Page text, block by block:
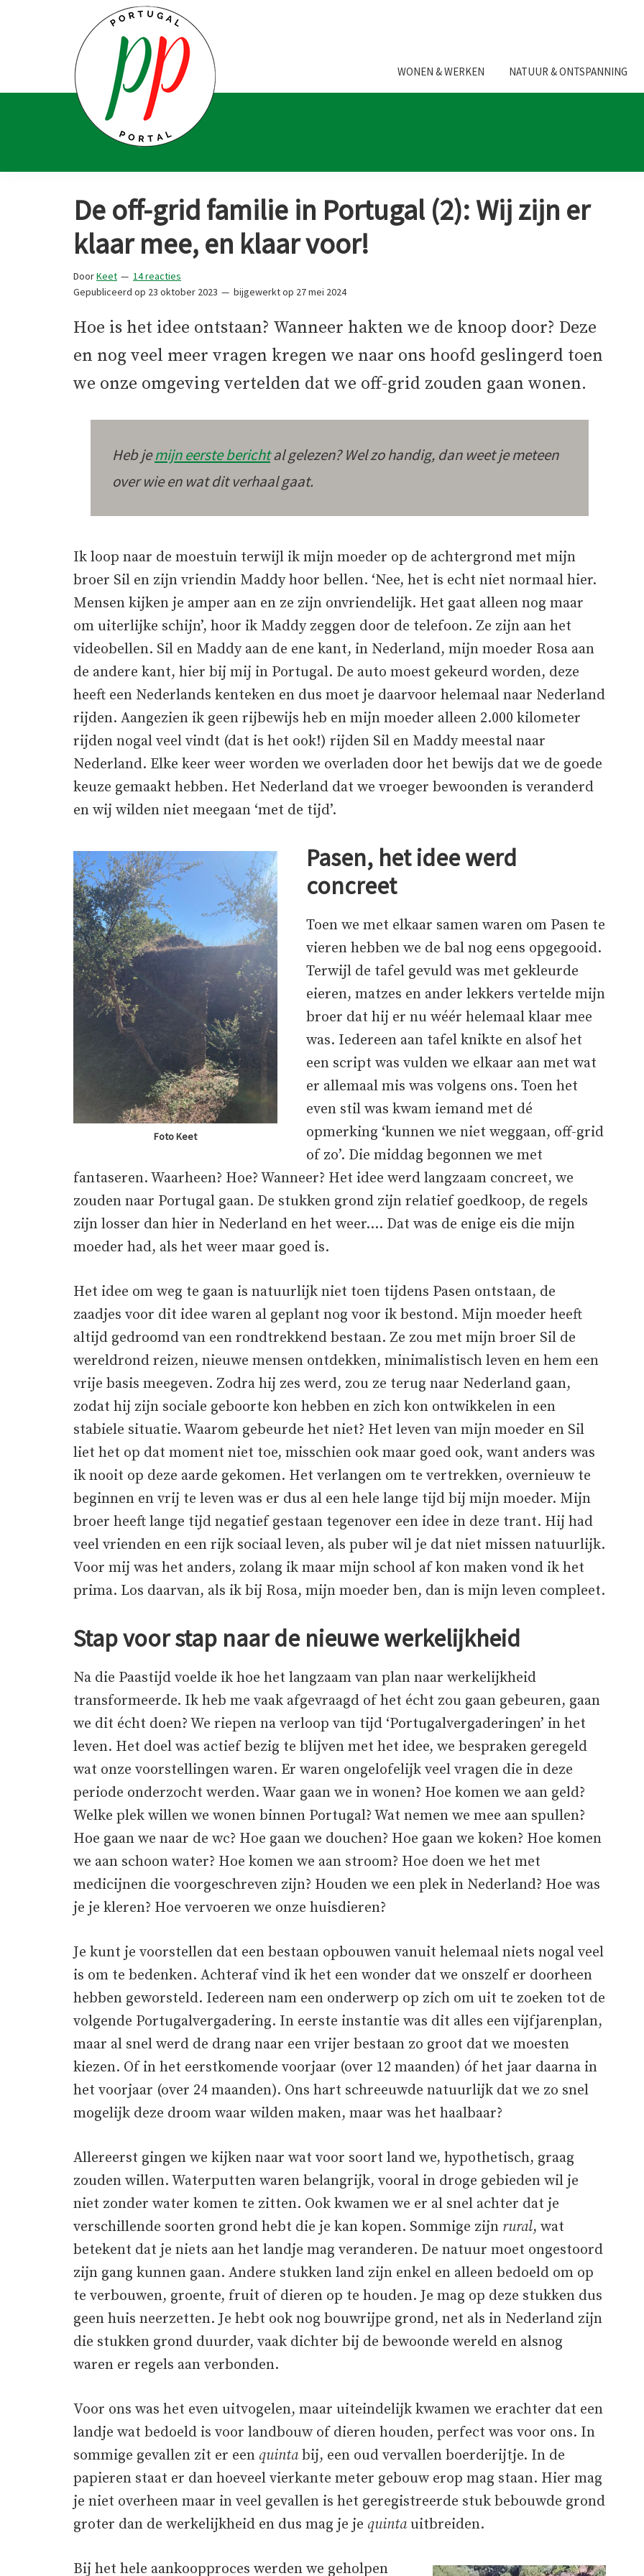
hoofdnavigatie
Portal
en
-
fanaten
WONEN & WERKEN NATUUR & ONTSPANNING
De off-grid familie in Portugal (2): Wij zijn er
klaar mee, en klaar voor!
DoorKeet
14 reacties
Gepubliceerd op 23 oktober 2023 bijgewerkt op 27 mei 2024
Hoe is het idee ontstaan? Wanneer hakten we de knoop door? Deze
en nog veel meer vragen kregen we naar ons hoofd geslingerd toen
we onze omgeving vertelden dat we off-grid zouden gaan wonen.
Heb jemijn eerste berichtal gelezen? Wel zo handig, dan weet je meteen
over wie en wat dit verhaal gaat.
Ik loop naar de moestuin terwijl ik mijn moeder op de achtergrond met mijn
broer Sil en zijn vriendin Maddy hoor bellen. ‘Nee, het is echt niet normaal hier.
Mensen kijken je amper aan en ze zijn onvriendelijk. Het gaat alleen nog maar
om uiterlijke schijn’, hoor ik Maddy zeggen door de telefoon. Ze zijn aan het
videobellen. Sil en Maddy aan de ene kant, in Nederland, mijn moeder Rosa aan
de andere kant, hier bij mij in Portugal. De auto moest gekeurd worden, deze
heeft een Nederlands kenteken en dus moet je daarvoor helemaal naar Nederland
rijden. Aangezien ik geen rijbewijs heb en mijn moeder alleen 2.000 kilometer
rijden nogal veel vindt (dat is het ook!) rijden Sil en Maddy meestal naar
Nederland. Elke keer weer worden we overladen door het bewijs dat we de goede
keuze gemaakt hebben. Het Nederland dat we vroeger bewoonden is veranderd
en wij wilden niet meegaan ‘met de tijd’.
Foto Keet
Pasen, het idee werd
concreet
Toen we met elkaar samen waren om Pasen te
vieren hebben we de bal nog eens opgegooid.
Terwijl de tafel gevuld was met gekleurde
eieren, matzes en ander lekkers vertelde mijn
broer dat hij er nu wéér helemaal klaar mee
was. Iedereen aan tafel knikte en alsof het
een script was vulden we elkaar aan met wat
er allemaal mis was volgens ons. Toen het
even stil was kwam iemand met dé
opmerking ‘kunnen we niet weggaan, off-grid
of zo’. Die middag begonnen we met
fantaseren. Waarheen? Hoe? Wanneer? Het idee werd langzaam concreet, we
zouden naar Portugal gaan. De stukken grond zijn relatief goedkoop, de regels
zijn losser dan hier in Nederland en het weer…. Dat was de enige eis die mijn
moeder had, als het weer maar goed is.
Het idee om weg te gaan is natuurlijk niet toen tijdens Pasen ontstaan, de
zaadjes voor dit idee waren al geplant nog voor ik bestond. Mijn moeder heeft
altijd gedroomd van een rondtrekkend bestaan. Ze zou met mijn broer Sil de
wereldrond reizen, nieuwe mensen ontdekken, minimalistisch leven en hem een
vrije basis meegeven. Zodra hij zes werd, zou ze terug naar Nederland gaan,
zodat hij zijn sociale geboorte kon hebben en zich kon ontwikkelen in een
stabiele situatie. Waarom gebeurde het niet? Het leven van mijn moeder en Sil
liet het op dat moment niet toe, misschien ook maar goed ook, want anders was
ik nooit op deze aarde gekomen. Het verlangen om te vertrekken, overnieuw te
beginnen en vrij te leven was er dus al een hele lange tijd bij mijn moeder. Mijn
broer heeft lange tijd negatief gestaan tegenover een idee in deze trant. Hij had
veel vrienden en een rijk sociaal leven, als puber wil je dat niet missen natuurlijk.
Voor mij was het anders, zolang ik maar mijn school af kon maken vond ik het
prima. Los daarvan, als ik bij Rosa, mijn moeder ben, dan is mijn leven compleet.
Stap voor stap naar de nieuwe werkelijkheid
Na die Paastijd voelde ik hoe het langzaam van plan naar werkelijkheid
transformeerde. Ik heb me vaak afgevraagd of het écht zou gaan gebeuren, gaan
we dit écht doen? We riepen na verloop van tijd ‘Portugalvergaderingen’ in het
leven. Het doel was actief bezig te blijven met het idee, we bespraken geregeld
wat onze voorstellingen waren. Er waren ongelofelijk veel vragen die in deze
periode onderzocht werden. Waar gaan we in wonen? Hoe komen we aan geld?
Welke plek willen we wonen binnen Portugal? Wat nemen we mee aan spullen?
Hoe gaan we naar de wc? Hoe gaan we douchen? Hoe gaan we koken? Hoe komen
we aan schoon water? Hoe komen we aan stroom? Hoe doen we het met
medicijnen die voorgeschreven zijn? Houden we een plek in Nederland? Hoe was
je je kleren? Hoe vervoeren we onze huisdieren?
Je kunt je voorstellen dat een bestaan opbouwen vanuit helemaal niets nogal veel
is om te bedenken. Achteraf vind ik het een wonder dat we onszelf er doorheen
hebben geworsteld. Iedereen nam een onderwerp op zich om uit te zoeken tot de
volgende Portugalvergadering. In eerste instantie was dit alles een vijfjarenplan,
maar al snel werd de drang naar een vrijer bestaan zo groot dat we moesten
kiezen. Of in het eerstkomende voorjaar (over 12 maanden) óf het jaar daarna in
het voorjaar (over 24 maanden). Ons hart schreeuwde natuurlijk dat we zo snel
mogelijk deze droom waar wilden maken, maar was het haalbaar?
Allereerst gingen we kijken naar wat voor soort land we, hypothetisch, graag
zouden willen. Waterputten waren belangrijk, vooral in droge gebieden wil je
niet zonder water komen te zitten. Ook kwamen we er al snel achter dat je
verschillende soorten grond hebt die je kan kopen. Sommige zijn rural, wat
betekent dat je niets aan het landje mag veranderen. De natuur moet ongestoord
zijn gang kunnen gaan. Andere stukken land zijn enkel en alleen bedoeld om op
te verbouwen, groente, fruit of dieren op te houden. Je mag op deze stukken dus
geen huis neerzetten. Je hebt ook nog bouwrijpe grond, net als in Nederland zijn
die stukken grond duurder, vaak dichter bij de bewoonde wereld en alsnog
waren er regels aan verbonden.
Voor ons was het even uitvogelen, maar uiteindelijk kwamen we erachter dat een
landje wat bedoeld is voor landbouw of dieren houden, perfect was voor ons. In
sommige gevallen zit er een quintabij, een oud vervallen boerderijtje. In de
papieren staat er dan hoeveel vierkante meter gebouw erop mag staan. Hier mag
je niet overheen maar in veel gevallen is het geregistreerde stuk bebouwde grond
groter dan de werkelijkheid en dus mag je je quintauitbreiden.
Bij het hele aankoopproces werden we geholpen